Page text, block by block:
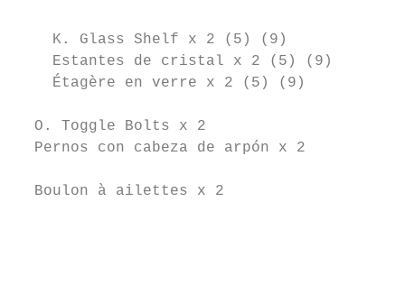
K. Glass Shelf x 2 (5) (9)
Estantes de cristal x 2 (5) (9)
Étagère en verre x 2 (5) (9)
O. Toggle Bolts x 2
Pernos con cabeza de arpón x 2
  Boulon à ailettes x 2